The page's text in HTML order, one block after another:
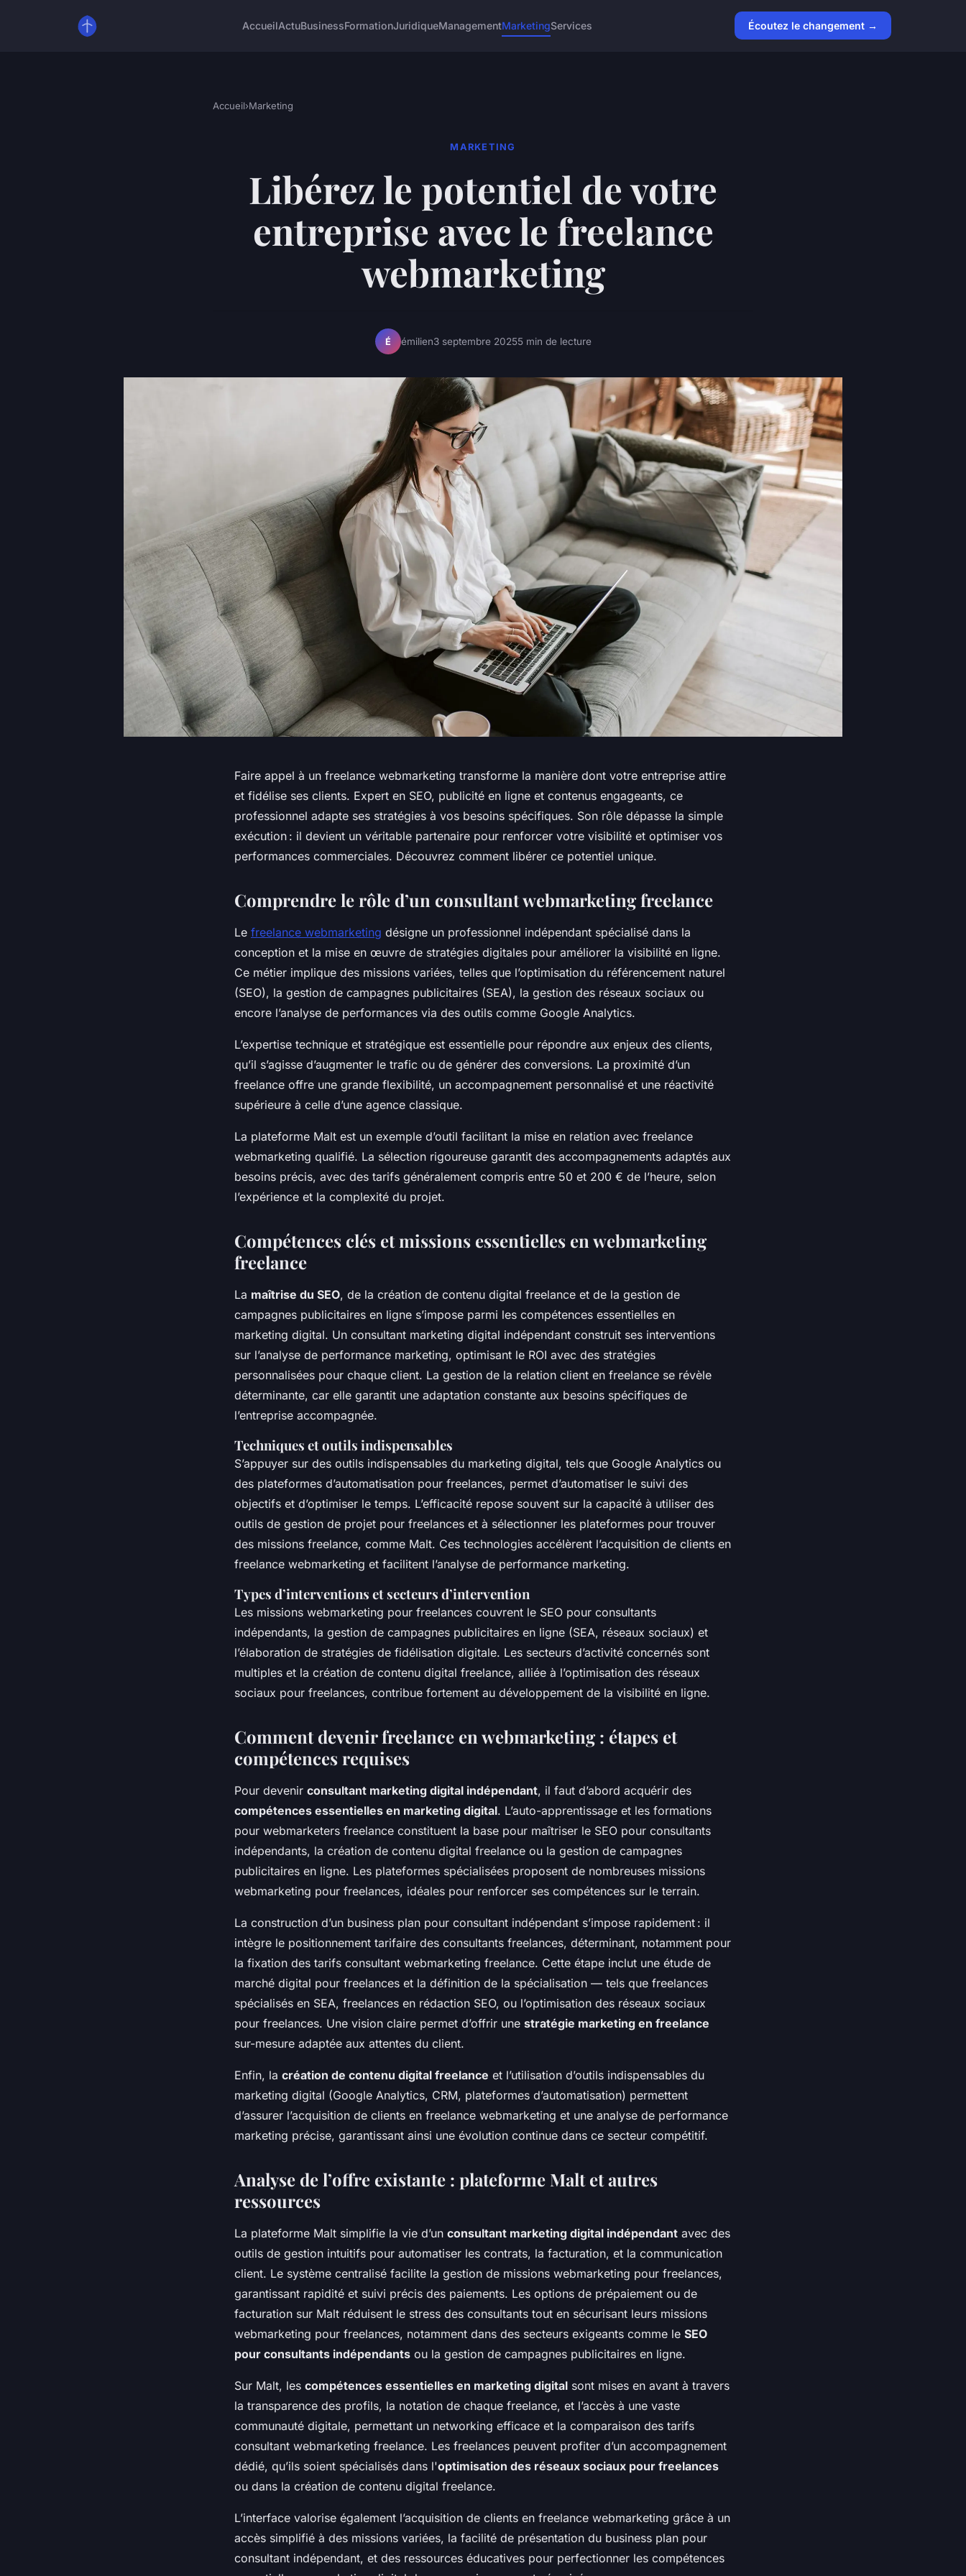
AccueilActuBusinessFormationJuridiqueManagementMarketingServices Écoutez le changement →
Accueil›Marketing
MARKETING
Libérez le potentiel de votre
entreprise avec le freelance
webmarketing
É émilien3 septembre 20255 min de lecture
Faire appel à un freelance webmarketing transforme la manière dont votre entreprise attire
et fidélise ses clients. Expert en SEO, publicité en ligne et contenus engageants, ce
professionnel adapte ses stratégies à vos besoins spécifiques. Son rôle dépasse la simple
exécution : il devient un véritable partenaire pour renforcer votre visibilité et optimiser vos
performances commerciales. Découvrez comment libérer ce potentiel unique.
Comprendre le rôle d’un consultant webmarketing freelance
Le freelance webmarketing désigne un professionnel indépendant spécialisé dans la
conception et la mise en œuvre de stratégies digitales pour améliorer la visibilité en ligne.
Ce métier implique des missions variées, telles que l’optimisation du référencement naturel
(SEO), la gestion de campagnes publicitaires (SEA), la gestion des réseaux sociaux ou
encore l’analyse de performances via des outils comme Google Analytics.
L’expertise technique et stratégique est essentielle pour répondre aux enjeux des clients,
qu’il s’agisse d’augmenter le trafic ou de générer des conversions. La proximité d’un
freelance offre une grande flexibilité, un accompagnement personnalisé et une réactivité
supérieure à celle d’une agence classique.
La plateforme Malt est un exemple d’outil facilitant la mise en relation avec freelance
webmarketing qualifié. La sélection rigoureuse garantit des accompagnements adaptés aux
besoins précis, avec des tarifs généralement compris entre 50 et 200 € de l’heure, selon
l’expérience et la complexité du projet.
Compétences clés et missions essentielles en webmarketing
freelance
La maîtrise du SEO, de la création de contenu digital freelance et de la gestion de
campagnes publicitaires en ligne s’impose parmi les compétences essentielles en
marketing digital. Un consultant marketing digital indépendant construit ses interventions
sur l’analyse de performance marketing, optimisant le ROI avec des stratégies
personnalisées pour chaque client. La gestion de la relation client en freelance se révèle
déterminante, car elle garantit une adaptation constante aux besoins spécifiques de
l’entreprise accompagnée.
Techniques et outils indispensables
S’appuyer sur des outils indispensables du marketing digital, tels que Google Analytics ou
des plateformes d’automatisation pour freelances, permet d’automatiser le suivi des
objectifs et d’optimiser le temps. L’efficacité repose souvent sur la capacité à utiliser des
outils de gestion de projet pour freelances et à sélectionner les plateformes pour trouver
des missions freelance, comme Malt. Ces technologies accélèrent l’acquisition de clients en
freelance webmarketing et facilitent l’analyse de performance marketing.
Types d’interventions et secteurs d’intervention
Les missions webmarketing pour freelances couvrent le SEO pour consultants
indépendants, la gestion de campagnes publicitaires en ligne (SEA, réseaux sociaux) et
l’élaboration de stratégies de fidélisation digitale. Les secteurs d’activité concernés sont
multiples et la création de contenu digital freelance, alliée à l’optimisation des réseaux
sociaux pour freelances, contribue fortement au développement de la visibilité en ligne.
Comment devenir freelance en webmarketing : étapes et
compétences requises
Pour devenir consultant marketing digital indépendant, il faut d’abord acquérir des
compétences essentielles en marketing digital. L’auto-apprentissage et les formations
pour webmarketers freelance constituent la base pour maîtriser le SEO pour consultants
indépendants, la création de contenu digital freelance ou la gestion de campagnes
publicitaires en ligne. Les plateformes spécialisées proposent de nombreuses missions
webmarketing pour freelances, idéales pour renforcer ses compétences sur le terrain.
La construction d’un business plan pour consultant indépendant s’impose rapidement : il
intègre le positionnement tarifaire des consultants freelances, déterminant, notamment pour
la fixation des tarifs consultant webmarketing freelance. Cette étape inclut une étude de
marché digital pour freelances et la définition de la spécialisation — tels que freelances
spécialisés en SEA, freelances en rédaction SEO, ou l’optimisation des réseaux sociaux
pour freelances. Une vision claire permet d’offrir une stratégie marketing en freelance
sur-mesure adaptée aux attentes du client.
Enfin, la création de contenu digital freelance et l’utilisation d’outils indispensables du
marketing digital (Google Analytics, CRM, plateformes d’automatisation) permettent
d’assurer l’acquisition de clients en freelance webmarketing et une analyse de performance
marketing précise, garantissant ainsi une évolution continue dans ce secteur compétitif.
Analyse de l’offre existante : plateforme Malt et autres
ressources
La plateforme Malt simplifie la vie d’un consultant marketing digital indépendant avec des
outils de gestion intuitifs pour automatiser les contrats, la facturation, et la communication
client. Le système centralisé facilite la gestion de missions webmarketing pour freelances,
garantissant rapidité et suivi précis des paiements. Les options de prépaiement ou de
facturation sur Malt réduisent le stress des consultants tout en sécurisant leurs missions
webmarketing pour freelances, notamment dans des secteurs exigeants comme le SEO
pour consultants indépendants ou la gestion de campagnes publicitaires en ligne.
Sur Malt, les compétences essentielles en marketing digital sont mises en avant à travers
la transparence des profils, la notation de chaque freelance, et l’accès à une vaste
communauté digitale, permettant un networking efficace et la comparaison des tarifs
consultant webmarketing freelance. Les freelances peuvent profiter d’un accompagnement
dédié, qu’ils soient spécialisés dans l'optimisation des réseaux sociaux pour freelances
ou dans la création de contenu digital freelance.
L’interface valorise également l’acquisition de clients en freelance webmarketing grâce à un
accès simplifié à des missions variées, la facilité de présentation du business plan pour
consultant indépendant, et des ressources éducatives pour perfectionner les compétences